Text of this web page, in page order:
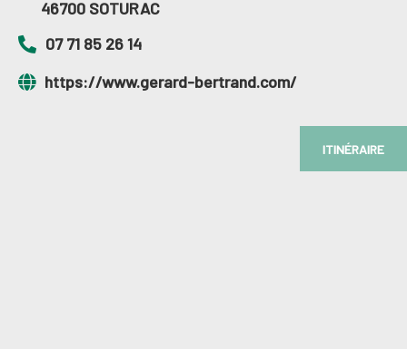
46700 SOTURAC
07 71 85 26 14
https://www.gerard-bertrand.com/
ITINÉRAIRE